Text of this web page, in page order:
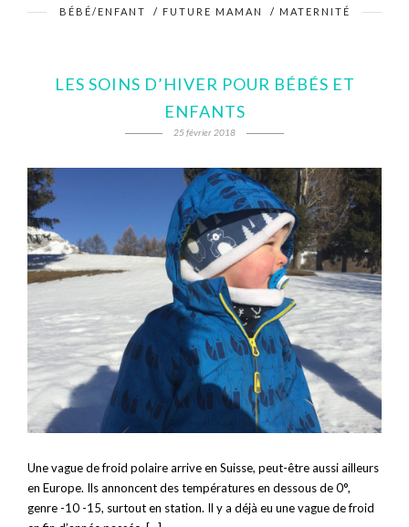
BÉBÉ/ENFANT / FUTURE MAMAN / MATERNITÉ
LES SOINS D’HIVER POUR BÉBÉS ET
ENFANTS
25 février 2018
Une vague de froid polaire arrive en Suisse, peut-être aussi ailleurs
en Europe. Ils annoncent des températures en dessous de 0°,
genre -10 -15, surtout en station. Il y a déjà eu une vague de froid